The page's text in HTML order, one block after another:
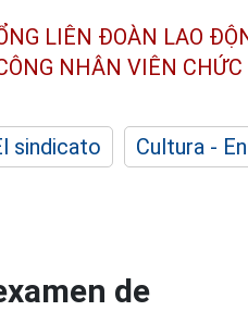
LIÊN ĐOÀN LAO
NHÂN VIÊN CHỨC
sindicato
Cultura -
de